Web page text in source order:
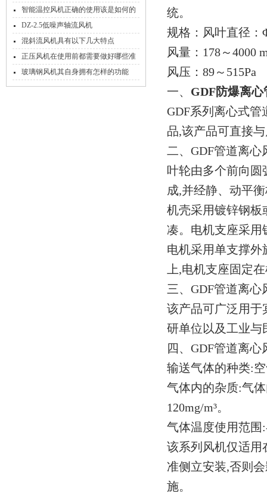
腐隔爆送风排风机
智能温控风机正确的使用该是如何的
呢？
DZ-2.5低噪声轴流风机
混斜流风机具有以下几大特点
正压风机在使用前都需要做好哪些准
备！
玻璃钢风机其自身拥有怎样的功能
呢？
统。
规格：风叶直
风量：178～
风压：89～515Pa
一、 GDF防爆离
GDF系列离心式
品,该产品可直接
二、GDF管道离心
叶轮由多个前向
成,并经静、动平
机壳采用镀锌钢板
凑。电机支座采用
电机采用单支撑外
上,电机支座固定
三、GDF管道离心
该产品可广泛用于
研单位以及工业与
四、GDF管道离
输送气体的种类:
气体内的杂质:气
120mg/m³。
气体温度使用范围
该系列风机仅适用
准侧立安装,否则
施。